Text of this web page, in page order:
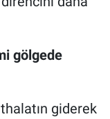
gölgede
giderek